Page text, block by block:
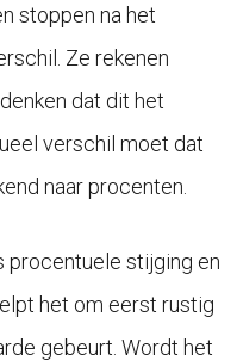
stoppen na het
Ze rekenen
dat dit het
verschil moet dat
naar procenten.
procentuele stijging en
het om eerst rustig
gebeurt. Wordt het